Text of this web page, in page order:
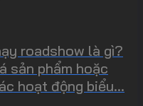
roadshow là gì?
sản phẩm hoặc
hoạt động biểu...